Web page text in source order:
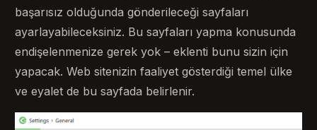
başarısız olduğunda gönderileceği sayfaları
ayarlayabileceksiniz. Bu sayfaları yapma konusunda
endişelenmenize gerek yok – eklenti bunu sizin için
yapacak. Web sitenizin faaliyet gösterdiği temel ülke
ve eyalet de bu sayfada belirlenir.